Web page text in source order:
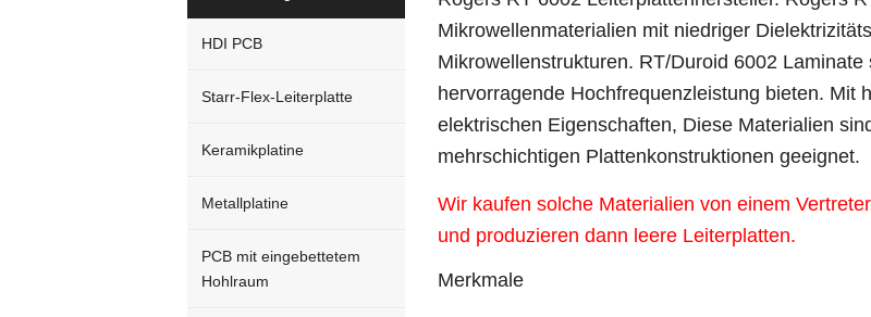
Mikrowellenmaterialien mit niedriger
Mikrowellenstrukturen. RT/Duroid 6002
hervorragende Hochfrequenzleistung bieten. Mit
elektrischen Eigenschaften, Diese Materialien
mehrschichtigen Plattenkonstruktionen geeignet.
Wir kaufen solche Materialien von einem
und produzieren dann leere Leiterplatten.
Merkmale
HDI PCB
Starr-Flex-Leiterplatte
Keramikplatine
Metallplatine
PCB mit eingebettetem
Hohlraum